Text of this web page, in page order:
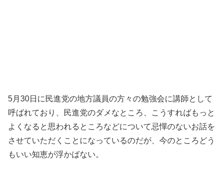
5月30日に民進党の地方議員の方々の勉強会に講師として
呼ばれており、民進党のダメなところ、こうすればもっと
よくなると思われるところなどについて忌憚のないお話を
させていただくことになっているのだが、今のところどう
もいい知恵が浮かばない。